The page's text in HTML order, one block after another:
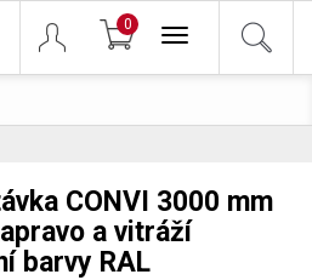
0
Toggle
CONVI 3000 mm
a vitráží
barvy RAL